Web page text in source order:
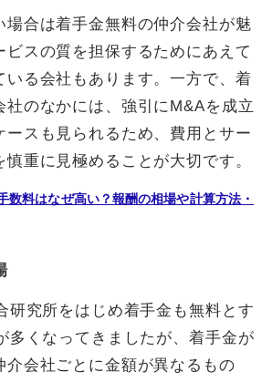
場合は着手金無料の仲介会社が魅
ビスの質を担保するためにあえて
いる会社もあります。一方で、着
社のなかには、強引にM&Aを成立
ースも見られるため、費用とサー
慎重に見極めることが大切です。
数料はなぜ高い？報酬の相場や計算方法・
研究所をはじめ着手金も無料とす
多くなってきましたが、着手金が
介会社ごとに金額が異なるもの